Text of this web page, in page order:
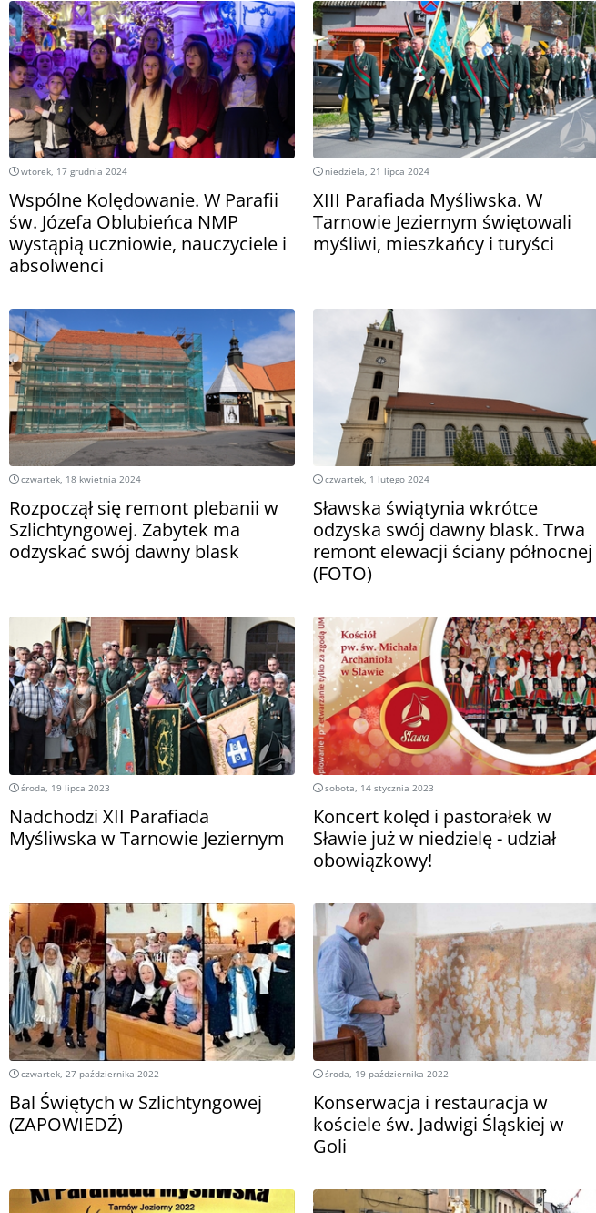
wtorek, 17 grudnia 2024
Wspólne Kolędowanie. W Parafii
św. Józefa Oblubieńca NMP
wystąpią uczniowie, nauczyciele i
absolwenci
niedziela, 21 lipca 2024
XIII Parafiada Myśliwska. W
Tarnowie Jeziernym świętowali
myśliwi, mieszkańcy i turyści
czwartek, 18 kwietnia 2024
Rozpoczął się remont plebanii w
Szlichtyngowej. Zabytek ma
odzyskać swój dawny blask
czwartek, 1 lutego 2024
Sławska świątynia wkrótce
odzyska swój dawny blask. Trwa
remont elewacji ściany północnej
(FOTO)
środa, 19 lipca 2023
Nadchodzi XII Parafiada
Myśliwska w Tarnowie Jeziernym
sobota, 14 stycznia 2023
Koncert kolęd i pastorałek w
Sławie już w niedzielę - udział
obowiązkowy!
czwartek, 27 października 2022
Bal Świętych w Szlichtyngowej
(ZAPOWIEDŹ)
środa, 19 października 2022
Konserwacja i restauracja w
kościele św. Jadwigi Śląskiej w
Goli